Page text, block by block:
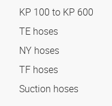
KP 100 to KP 600
TE hoses
NY hoses
TF hoses
Suction hoses